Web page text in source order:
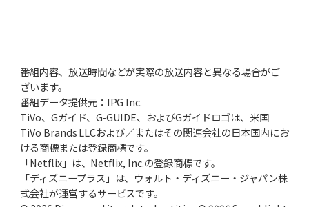
番組内容、放送時間などが実際の放送内容と異なる場合がご
ざいます。
番組データ提供元：IPG Inc.
TiVo、Gガイド、G-GUIDE、およびGガイドロゴは、米国
TiVo Brands LLCおよび／またはその関連会社の日本国内にお
ける商標または登録商標です。
「Netflix」は、Netflix, Inc.の登録商標です。
「ディズニープラス」は、ウォルト・ディズニー・ジャパン株
式会社が運営するサービスです。